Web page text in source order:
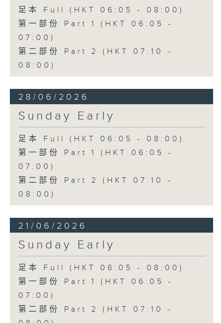
足本 Full (HKT 06:05 - 08:00)
第一部份 Part 1 (HKT 06:05 -
07:00)
第二部份 Part 2 (HKT 07:10 -
08:00)
28/06/2026
Sunday Early
足本 Full (HKT 06:05 - 08:00)
第一部份 Part 1 (HKT 06:05 -
07:00)
第二部份 Part 2 (HKT 07:10 -
08:00)
21/06/2026
Sunday Early
足本 Full (HKT 06:05 - 08:00)
第一部份 Part 1 (HKT 06:05 -
07:00)
第二部份 Part 2 (HKT 07:10 -